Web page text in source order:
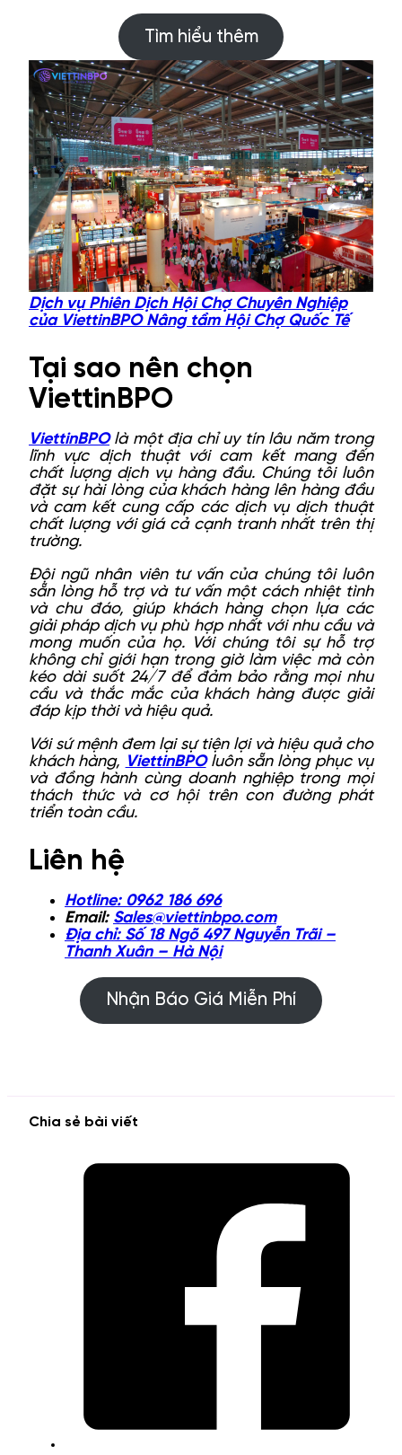
Tìm hiểu thêm
Dịch vụ Phiên Dịch Hội Chợ Chuyên Nghiệp
của ViettinBPO Nâng tầm Hội Chợ Quốc Tế
Tại sao nên chọn
ViettinBPO
ViettinBPOlà một địa chỉ uy tín lâu năm trong
lĩnh vực dịch thuật với cam kết mang đến
chất lượng dịch vụ hàng đầu. Chúng tôi luôn
đặt sự hài lòng của khách hàng lên hàng đầu
và cam kết cung cấp các dịch vụ dịch thuật
chất lượng với giá cả cạnh tranh nhất trên thị
trường.
Đội ngũ nhân viên tư vấn của chúng tôi luôn
sẵn lòng hỗ trợ và tư vấn một cách nhiệt tình
và chu đáo, giúp khách hàng chọn lựa các
giải pháp dịch vụ phù hợp nhất với nhu cầu và
mong muốn của họ. Với chúng tôi sự hỗ trợ
không chỉ giới hạn trong giờ làm việc mà còn
kéo dài suốt 24/7 để đảm bảo rằng mọi nhu
cầu và thắc mắc của khách hàng được giải
đáp kịp thời và hiệu quả.
Với sứ mệnh đem lại sự tiện lợi và hiệu quả cho
khách hàng, ViettinBPOluôn sẵn lòng phục vụ
và đồng hành cùng doanh nghiệp trong mọi
thách thức và cơ hội trên con đường phát
triển toàn cầu.
Liên hệ
Hotline: 0962 186 696
Email: Sales@viettinbpo.com
Địa chỉ: Số 18 Ngõ 497 Nguyễn Trãi –
Thanh Xuân – Hà Nội
Nhận Báo Giá Miễn Phí
Chia sẻ bài viết